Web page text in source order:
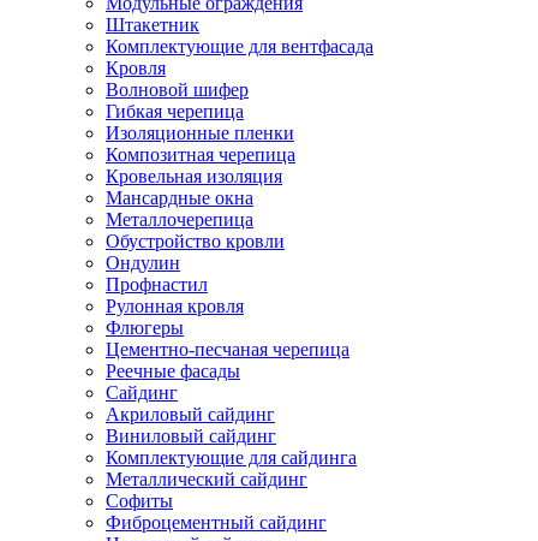
Штакетник
Комплектующие для вентфасада
Кровля
Волновой шифер
Гибкая черепица
Изоляционные пленки
Композитная черепица
Кровельная изоляция
Мансардные окна
Металлочерепица
Обустройство кровли
Ондулин
Профнастил
Рулонная кровля
Флюгеры
Цементно-песчаная черепица
Реечные фасады
Сайдинг
Акриловый сайдинг
Виниловый сайдинг
Комплектующие для сайдинга
Металлический сайдинг
Софиты
Фиброцементный сайдинг